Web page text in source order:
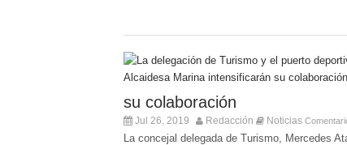
su colaboración
Jul 26, 2019 Redacción Noticias
La concejal delegada de Turismo, Mercedes